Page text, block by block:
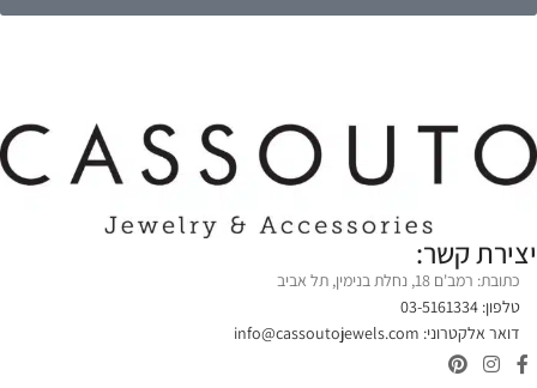
יצירת קשר:
כתובת: רמב'ם 18, נחלת בנימין, תל אביב
טלפון: 03-5161334
דואר אלקטרוני: info@cassoutojewels.com